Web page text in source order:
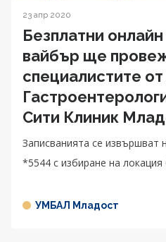
23 апр 2020
Безплатни
вайбър ще
специалистите
Сити Клиник
Записванията се извършват
*5544 с избиране на
УМБАЛ Младост